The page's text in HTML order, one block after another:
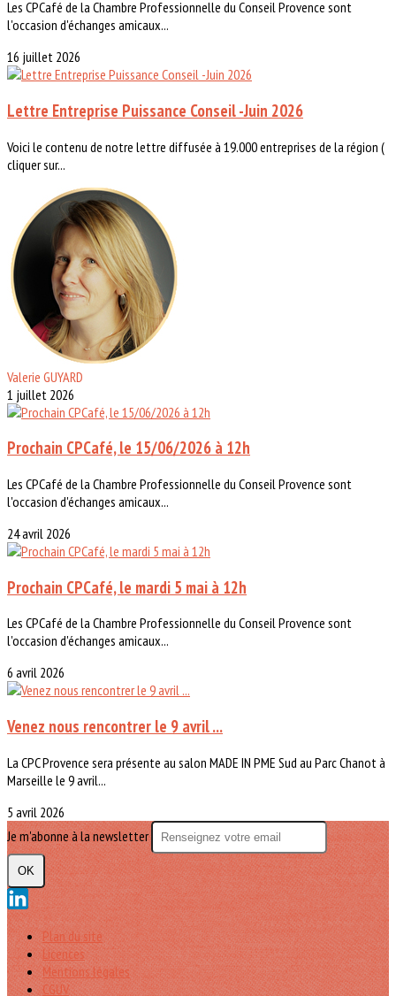
Les CPCafé de la Chambre Professionnelle du Conseil Provence sont
l'occasion d'échanges amicaux...
16 juillet 2026
Lettre Entreprise Puissance Conseil -Juin 2026
Voici le contenu de notre lettre diffusée à 19.000 entreprises de la région (
cliquer sur...
Valerie GUYARD
1 juillet 2026
Prochain CPCafé, le 15/06/2026 à 12h
Les CPCafé de la Chambre Professionnelle du Conseil Provence sont
l'occasion d'échanges amicaux...
24 avril 2026
Prochain CPCafé, le mardi 5 mai à 12h
Les CPCafé de la Chambre Professionnelle du Conseil Provence sont
l'occasion d'échanges amicaux...
6 avril 2026
Venez nous rencontrer le 9 avril ...
La CPC Provence sera présente au salon MADE IN PME Sud au Parc Chanot à
Marseille le 9 avril...
5 avril 2026
Je m'abonne à la newsletter
OK
Plan du site
Licences
Mentions légales
CGUV